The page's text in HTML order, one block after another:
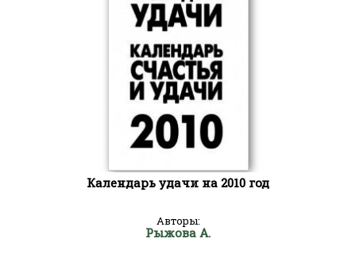
Календарь удачи на 2010 год
Авторы:
Рыжова А.